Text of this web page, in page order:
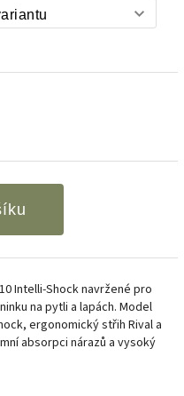
Intelli-Shock navržené pro
na pytli a lapách. Model
ergonomický střih Rival a
absorpci nárazů a vysoký